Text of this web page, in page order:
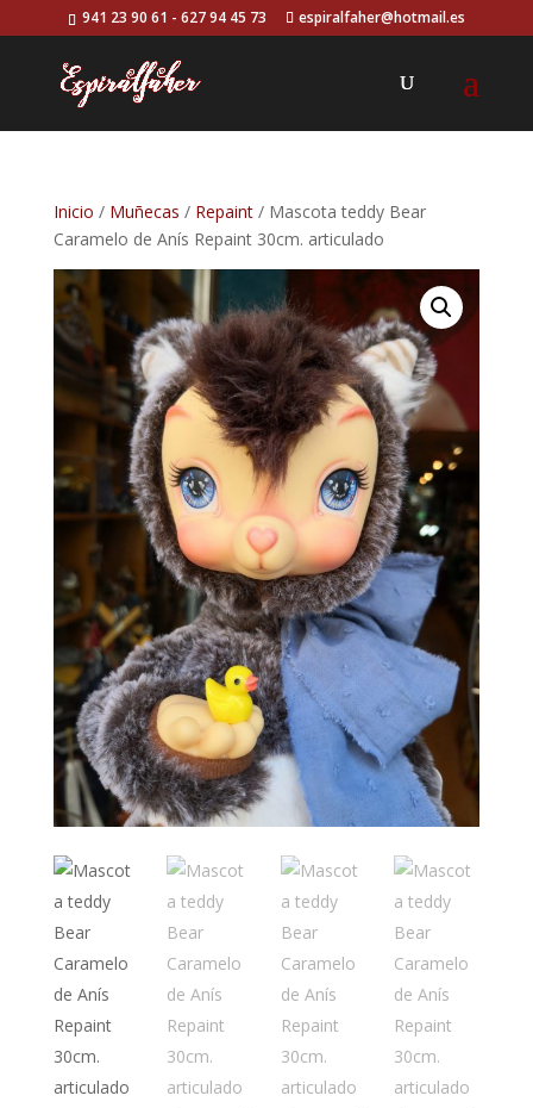
941 23 90 61 - 627 94 45 73 espiralfaher@hotmail.es
Inicio / Muñecas / Repaint/ Mascota teddy Bear
Caramelo de Anís Repaint 30cm. articulado